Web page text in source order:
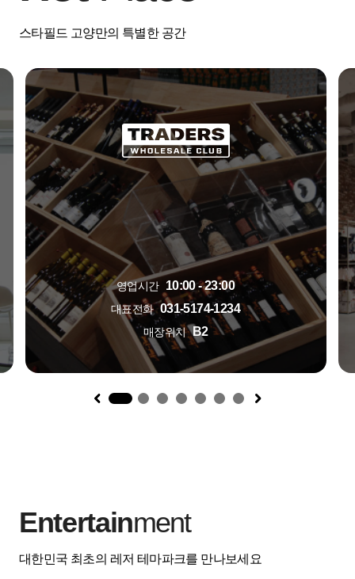
스타필드 고양만의 특별한 공간
영업시간 10:00 - 23:00
대표전화 031-5174-1234
매장위치 B2
1
Entertainment
대한민국 최초의 레저 테마파크를 만나보세요